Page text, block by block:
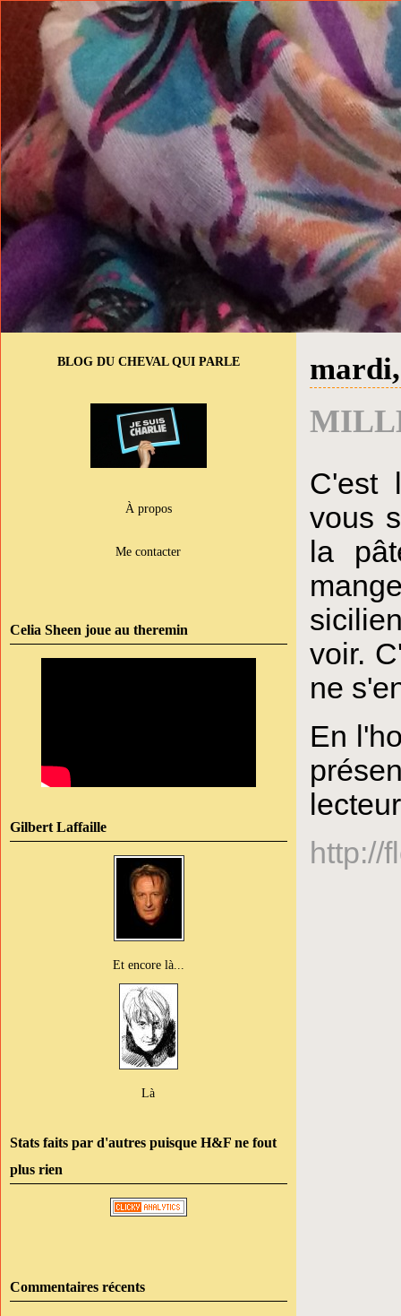
BLOG DU CHEVAL QUI PARLE
À propos
Me contacter
Celia Sheen joue au theremin
Gilbert Laffaille
Et encore là...
Là
Stats faits par d'autres puisque H&F ne fout
plus rien
Commentaires récents
C'est
vous
la
voir.
ne
En
http://